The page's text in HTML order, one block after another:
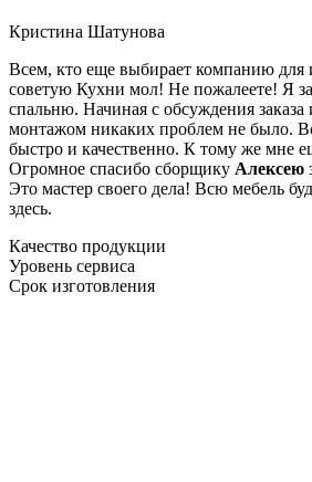
Кристина Шатунова
Всем, кто еще выбирает компанию для
советую Кухни мол! Не пожалеете! Я
спальню. Начиная с обсуждения заказа
монтажом никаких проблем не было.
быстро и качественно. К тому же мне
Огромное спасибо сборщику Алексею
Это мастер своего дела! Всю мебель
здесь.
Качество продукции
Уровень сервиса
Срок изготовления